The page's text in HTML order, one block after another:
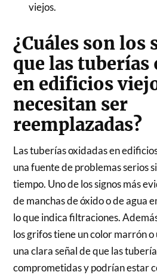
viejos.
¿Cuáles son los
que las tuberías
en edificios
necesitan ser
reemplazadas?
Las tuberías oxidadas en
una fuente de problemas serios
tiempo. Uno de los signos más
de manchas de óxido o de agua
lo que indica filtraciones.
los grifos tiene un color marrón
una clara señal de que las
comprometidas y podrían estar